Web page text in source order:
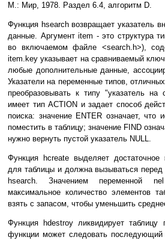
М.: Мир, 1978. Раздел 6.4, алгоритм D.
Функция hsearch возвращает указатель
данные. Аргумент item - это структура
во включаемом файле <search.h>),
item.key указывает на сравниваемый
любые дополнительные данные,
Указатели на переменные типов,
преобразовывать к типу "указатель
имеет тип ACTION и задает способ
поиска: значение ENTER означает, что
поместить в таблицу; значение FIND
нужно вернуть пустой указатель NULL.
Функция hcreate выделяет достаточное
для таблицы и должна вызываться
hsearch. Значением переменной
максимальное количество элементов
взять с запасом, чтобы уменьшить
Функция hdestroy ликвидирует таблицу
функции может следовать последующий